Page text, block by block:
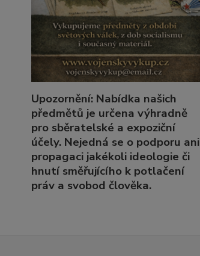
Upozornění: Nabídka našich
předmětů je určena výhradně
pro sběratelské a expoziční
účely. Nejedná se o podporu ani
propagaci jakékoli ideologie či
hnutí směřujícího k potlačení
práv a svobod člověka.